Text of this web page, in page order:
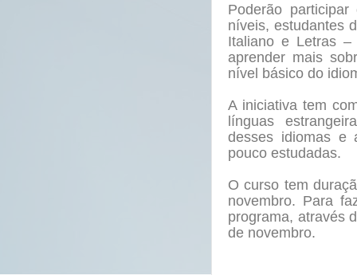
Poderão
níveis, estudantes
Italiano e Letras –
aprender mais
nível básico do
A iniciativa tem
línguas
desses idiomas e
pouco estudadas.
O curso tem
novembro. Para
programa, através
de novembro.